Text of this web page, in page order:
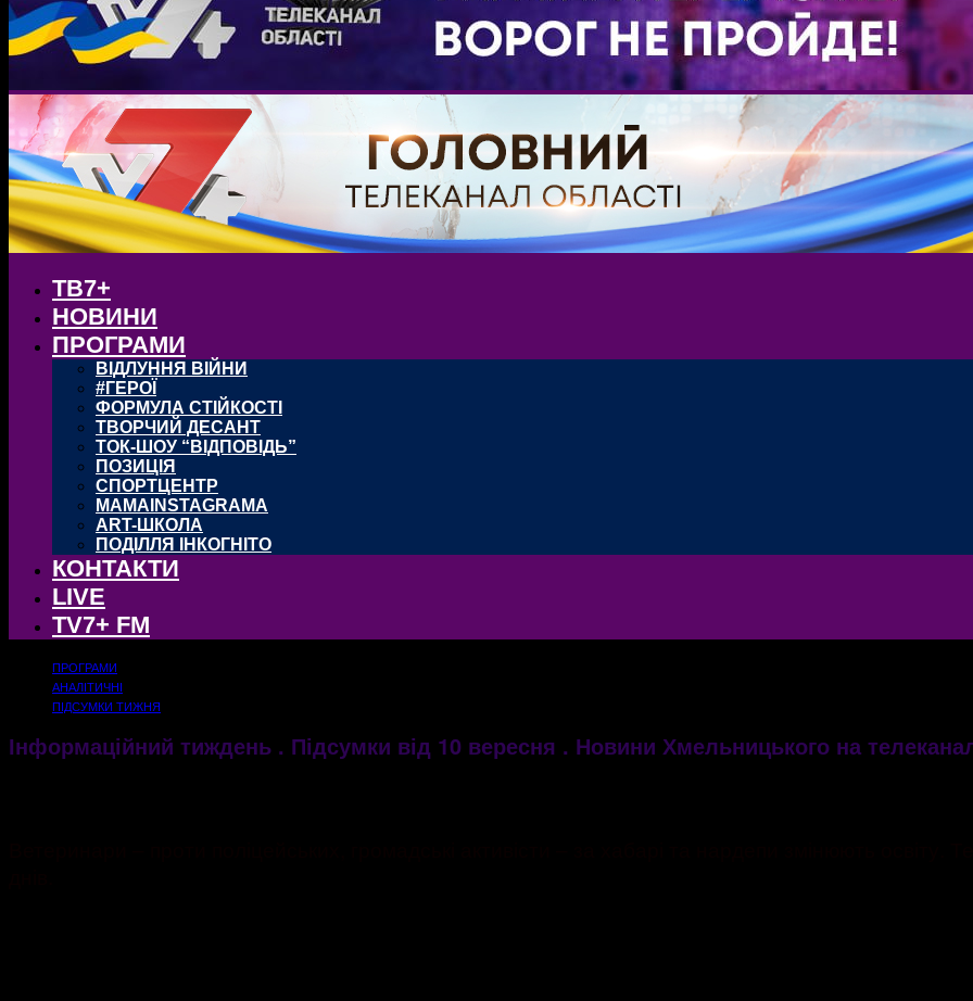
ТВ7+
НОВИНИ
ПРОГРАМИ
ВІДЛУННЯ ВІЙНИ
#ГЕРОЇ
ФОРМУЛА СТІЙКОСТІ
ТВОРЧИЙ ДЕСАНТ
ТОК-ШОУ “ВІДПОВІДЬ”
ПОЗИЦІЯ
СПОРТЦЕНТР
MAMAINSTAGRAMA
ART-ШКОЛА
ПОДІЛЛЯ ІНКОГНІТО
КОНТАКТИ
LIVE
TV7+ FM
ПРОГРАМИ
АНАЛІТИЧНІ
ПІДСУМКИ ТИЖНЯ
Інформаційний тиждень . Підсумки від 10 вересня . Новини Хмельницького на